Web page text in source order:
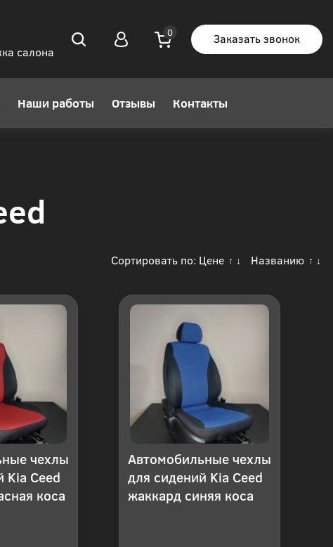
салона
Заказать звонок
Наши работы Отзывы Контакты
Сортировать по: Цене ↑ ↓ Названию ↑ ↓
чехлы
Kia Ceed
коса
Автомобильные чехлы
для сидений Kia Ceed
жаккард синяя коса